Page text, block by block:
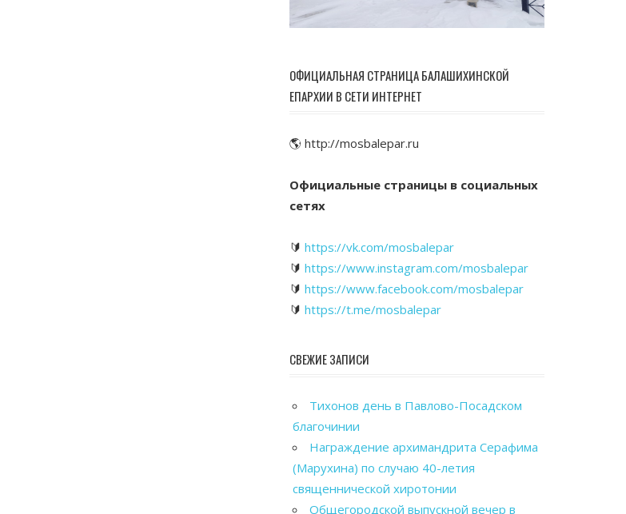
ОФИЦИАЛЬНАЯ СТРАНИЦА БАЛАШИХИНСКОЙ
ЕПАРХИИ В СЕТИ ИНТЕРНЕТ
🌎 http://mosbalepar.ru
Официальные страницы в социальных
сетях
🔰 https://vk.com/mosbalepar
🔰 https://www.instagram.com/mosbalepar
🔰 https://www.facebook.com/mosbalepar
🔰 https://t.me/mosbalepar
СВЕЖИЕ ЗАПИСИ
Тихонов день в Павлово-Посадском
благочинии
Награждение архимандрита Серафима
(Марухина) по случаю 40-летия
священнической хиротонии
Общегородской выпускной вечер в